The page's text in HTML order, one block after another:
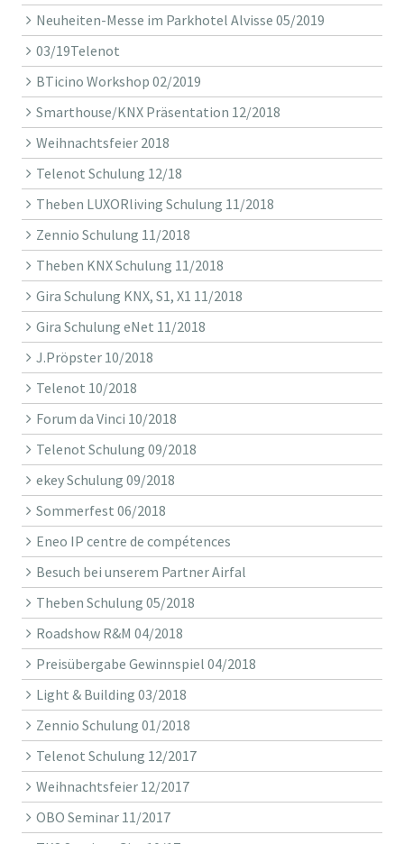
Neuheiten-Messe im Parkhotel Alvisse 05/2019
03/19Telenot
BTicino Workshop 02/2019
Smarthouse/KNX Präsentation 12/2018
Weihnachtsfeier 2018
Telenot Schulung 12/18
Theben LUXORliving Schulung 11/2018
Zennio Schulung 11/2018
Theben KNX Schulung 11/2018
Gira Schulung KNX, S1, X1 11/2018
Gira Schulung eNet 11/2018
J.Pröpster 10/2018
Telenot 10/2018
Forum da Vinci 10/2018
Telenot Schulung 09/2018
ekey Schulung 09/2018
Sommerfest 06/2018
Eneo IP centre de compétences
Besuch bei unserem Partner Airfal
Theben Schulung 05/2018
Roadshow R&M 04/2018
Preisübergabe Gewinnspiel 04/2018
Light & Building 03/2018
Zennio Schulung 01/2018
Telenot Schulung 12/2017
Weihnachtsfeier 12/2017
OBO Seminar 11/2017